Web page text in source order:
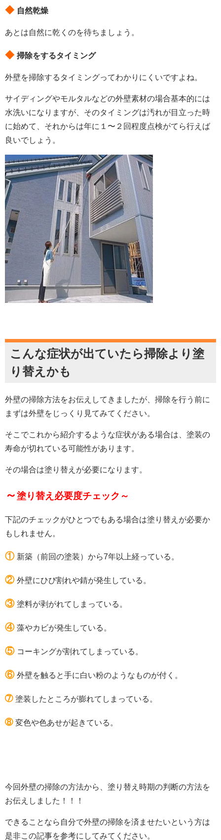
◆ 自然乾燥
あとは自然に乾くのを待ちましょう。
◆ 掃除をするタイミング
外壁を掃除するタイミングってわかりにくいですよね。
サイディングやモルタルなどの外壁素材の場合基本的には
水洗いになりますが、そのタイミングは汚れが目立った時
に始めて、それからは年に１〜２回程度点検がてら行えば
良いでしょう。
こんな症状が出ていたら掃除より塗
り替えかも
外壁の掃除方法をお伝えしてきましたが、掃除を行う前に
まずは外壁をじっくり見てみてください。
そこでこれから紹介するような症状がある場合は、塗装の
寿命が切れている可能性があります。
その場合は塗り替えが必要になります。
～塗り替え必要度チェック～
下記のチェックがひとつでもある場合は塗り替えが必要か
もしれません。
① 新築（前回の塗装）から7年以上経っている。
② 外壁にひび割れや錆が発生している。
③ 塗料が剥がれてしまっている。
④ 藻やカビが発生している。
⑤ コーキングが割れてしまっている。
⑥ 外壁を触ると手に白い粉のようなものが付く。
➆ 塗装したところが膨れてしまっている。
➇ 変色や色あせが起きている。
今回外壁の掃除の方法から、塗り替え時期の判断の方法を
お伝えしました！！！
できることなら自分で外壁の掃除を済ませたいという方は
是非この記事を参考にしてみてください。